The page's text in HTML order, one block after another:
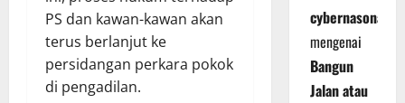
PS dan kawan-kawan akan
terus berlanjut ke
persidangan perkara pokok
di pengadilan.
cybernasonal
mengenai
Bangun
Jalan atau